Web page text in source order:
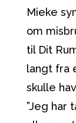
Mieke
om
til Dit
langt fra
skulle
”Jeg har